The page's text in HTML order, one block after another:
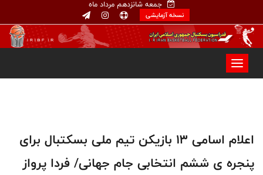
جمعه شانزدهم مرداد ماه
نسخه آزمایشی
اعلام اسامی ۱۳ بازیکن تیم ملی بسکتبال برای
پنجره ی ششم انتخابی جام جهانی/ فردا پرواز